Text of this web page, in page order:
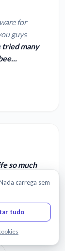
for
guys
tried many
so much
connosco
carrega sem
tudo